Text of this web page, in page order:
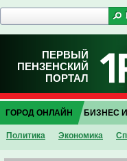
ПЕРВЫЙ
ПЕНЗЕНСКИЙ
ПОРТАЛ
ГОРОД ОНЛАЙН
Политика Экономика
БИЗНЕС